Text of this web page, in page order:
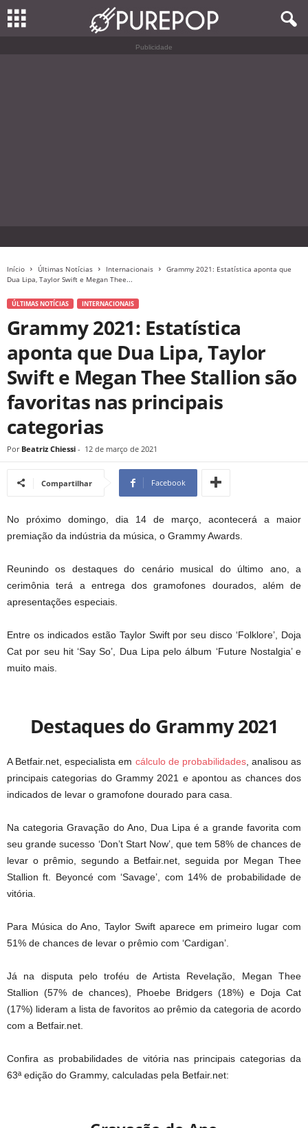
Publicidade
Início Últimas Notícias Internacionais
Grammy 2021: Estatística aponta que
Dua Lipa, Taylor Swift e Megan Thee...
ÚLTIMAS NOTÍCIAS INTERNACIONAIS
Grammy 2021: Estatística
aponta que Dua Lipa, Taylor
Swift e Megan Thee Stallion são
favoritas nas principais
categorias
Por Beatriz Chiessi - 12 de março de 2021
Compartilhar Facebook
No próximo domingo, dia 14 de março, acontecerá a maior
premiação da indústria da música, o Grammy Awards.
Reunindo os destaques do cenário musical do último ano, a
cerimônia terá a entrega dos gramofones dourados, além de
apresentações especiais.
Entre os indicados estão Taylor Swift por seu disco ‘Folklore’, Doja
Cat por seu hit ‘Say So’, Dua Lipa pelo álbum ‘Future Nostalgia’ e
muito mais.
Destaques do Grammy 2021
A Betfair.net, especialista em cálculo de probabilidades, analisou as
principais categorias do Grammy 2021 e apontou as chances dos
indicados de levar o gramofone dourado para casa.
Na categoria Gravação do Ano, Dua Lipa é a grande favorita com
seu grande sucesso ‘Don’t Start Now’, que tem 58% de chances de
levar o prêmio, segundo a Betfair.net, seguida por Megan Thee
Stallion ft. Beyoncé com ‘Savage’, com 14% de probabilidade de
vitória.
Para Música do Ano, Taylor Swift aparece em primeiro lugar com
51% de chances de levar o prêmio com ‘Cardigan’.
Já na disputa pelo troféu de Artista Revelação, Megan Thee
Stallion (57% de chances), Phoebe Bridgers (18%) e Doja Cat
(17%) lideram a lista de favoritos ao prêmio da categoria de acordo
com a Betfair.net.
Confira as probabilidades de vitória nas principais categorias da
63ª edição do Grammy, calculadas pela Betfair.net: